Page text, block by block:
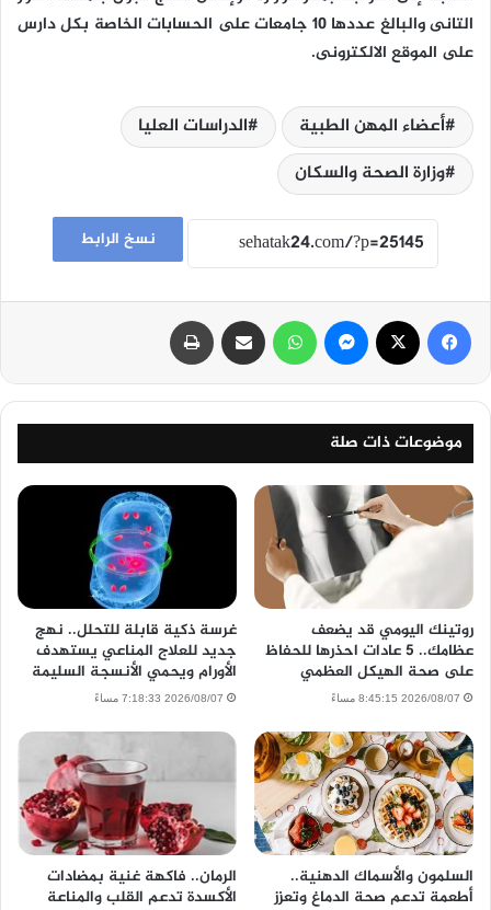
التانى والبالغ عددها 10 جامعات على الحسابات الخاصة بكل دارس
على الموقع الالكترونى.
أعضاء المهن الطبية
الدراسات العليا
وزارة الصحة والسكان
نسخ الرابط
فيسبوك ماسنجر واتساب مشاركة عبر البريد
موضوعات ذات صلة
روتينك اليومي قد يضعف
عظامك.. 5 عادات احذرها للحفاظ
على صحة الهيكل العظمي
2026/08/07 8:45:15 مساءً
غرسة ذكية قابلة للتحلل.. نهج
جديد للعلاج المناعي يستهدف
الأورام ويحمي الأنسجة السليمة
2026/08/07 7:18:33 مساءً
السلمون والأسماك الدهنية..
أطعمة تدعم صحة الدماغ وتعزز
الرمان.. فاكهة غنية بمضادات
الأكسدة تدعم القلب والمناعة